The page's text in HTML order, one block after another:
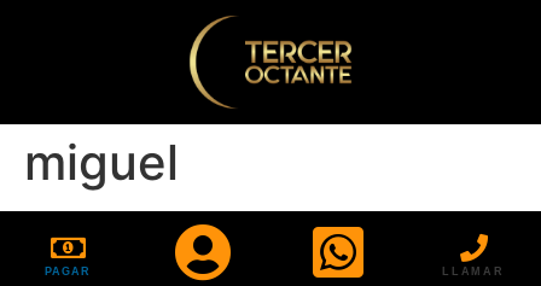
miguel
PAGAR LLAMAR